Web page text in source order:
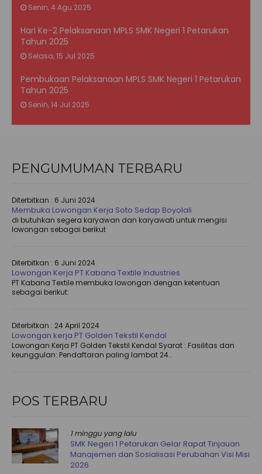
Senin, 4 Agu 2025
Hari Ke-2 Pelaksanaan MPLS SMK Negeri 1 Petarukan
Tahun 2025
Selasa, 15 Jul 2025
Pembukaan Pelaksanaan MPLS SMK Negeri 1 Petarukan
Tahun 2025
Senin, 14 Jul 2025
PENGUMUMAN TERBARU
Diterbitkan : 6 Juni 2024
Membuka Lowongan Kerja Soto Sedap Boyolali
di butuhkan segera karyawan dan karyawati untuk mengisi
lowongan sebagai berikut
Diterbitkan : 6 Juni 2024
Lowongan Kerja PT Kabana Textile Industries
PT Kabana Textile membuka lowongan dengan ketentuan
sebagai berikut:
Diterbitkan : 24 April 2024
Lowongan kerja PT Golden Tekstil Kendal
Lowongan Kerja PT Golden Tekstil Kendal Syarat : Fasilitas dan
keunggulan: Pendaftaran paling lambat 24..
POS TERBARU
1 minggu yang lalu
SMK Negeri 1 Petarukan Gelar Rapat Tinjauan
Manajemen dan Sosialisasi Perubahan Visi Misi
2026